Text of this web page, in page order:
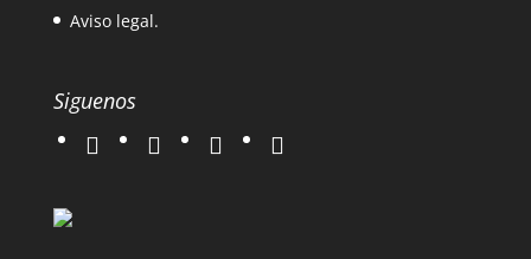
Aviso legal.
Siguenos
twitter instagramfacebook google